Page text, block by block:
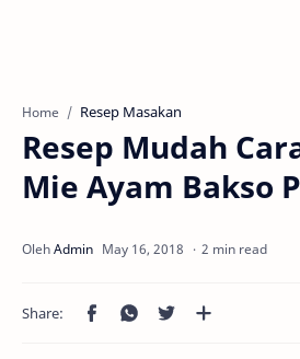
Home Resep Masakan
Resep Mudah
Mie Ayam Bakso
2 min read